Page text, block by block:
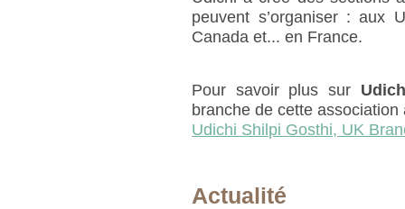
peuvent s’organiser : aux
Canada et... en France.
Pour savoir plus sur
branche de cette
Udichi Shilpi Gosthi, UK
Actualité